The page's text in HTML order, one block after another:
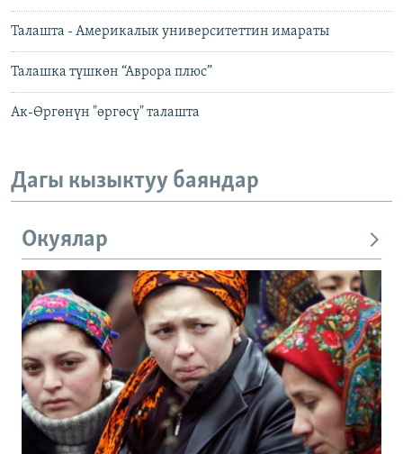
Талашта - Америкалык университеттин имараты
Талашка түшкөн “Аврора плюс”
Ак-Өргөнүн "өргөсү" талашта
Дагы кызыктуу баяндар
Окуялар